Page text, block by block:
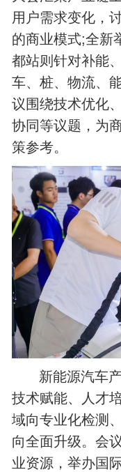
用户需求变化，
的商业模式;全新
都站则针对补能
车、桩、物流、
议围绕技术优化
协同等议题，为
策参考。
新能源汽车
技术赋能、人才
域向专业化检测
向全面升级。会
业资源，举办国